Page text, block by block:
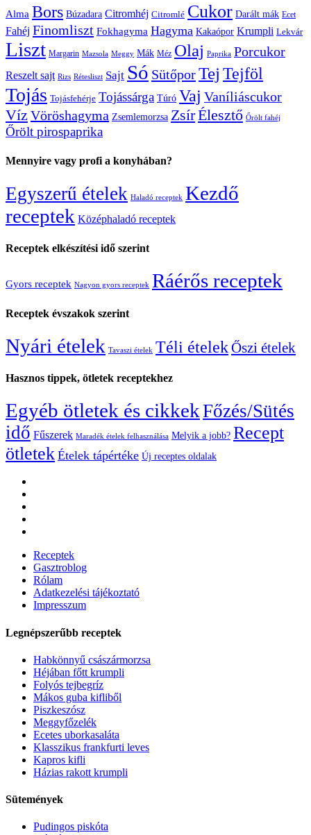
Alma Bors Búzadara Citromhéj Citromlé Cukor Darált mák Ecet
Fahéj Finomliszt Fokhagyma Hagyma Kakaópor Krumpli Lekvár
Liszt Margarin Mazsola Meggy Mák Méz Olaj Paprika Porcukor
Reszelt sajt Rizs Rétesliszt Sajt Só SütőporTej Tejföl
Tojás Tojásfehérje Tojássárga Túró Vaj Vaníliáscukor
Víz Vöröshagyma Zsemlemorzsa ZsírÉlesztő Őrölt fahéj
Őrölt pirospaprika
Mennyire vagy profi a konyhában?
Egyszerű ételek Haladó receptek Kezdő
receptek Középhaladó receptek
Receptek elkészítési idő szerint
Gyors receptek Nagyon gyors receptek Ráérős receptek
Receptek évszakok szerint
Nyári ételek Tavaszi ételek Téli ételekŐszi ételek
Hasznos tippek, ötletek receptekhez
Egyéb ötletek és cikkekFőzés/Sütés
idő Fűszerek Maradék ételek felhasználása Melyik a jobb? Recept
ötletek Ételek tápértéke Új receptes oldalak
Receptek
Gasztroblog
Rólam
Adatkezelési tájékoztató
Impresszum
Legnépszerűbb receptek
Habkönnyű császármorzsa
Héjában főtt krumpli
Folyós tejbegríz
Mákos guba kifliből
Piszkeszósz
Meggyfőzelék
Ecetes uborkasaláta
Klasszikus frankfurti leves
Kapros kifli
Házias rakott krumpli
Sütemények
Pudingos piskóta